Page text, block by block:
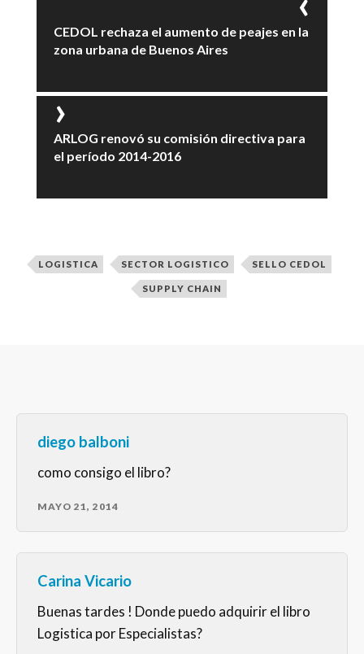
CEDOL rechaza el aumento de peajes en la
zona urbana de Buenos Aires
ARLOG renovó su comisión directiva para
el período 2014-2016
LOGISTICA SECTOR LOGISTICO SELLO CEDOL
SUPPLY CHAIN
diego balboni
como consigo el libro?
MAYO 21, 2014
Carina Vicario
Buenas tardes ! Donde puedo adquirir el libro
Logistica por Especialistas?